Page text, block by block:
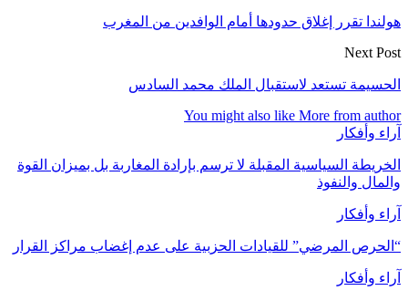
هولندا تقرر إغلاق حدودها أمام الوافدين من المغرب
Next Post
الحسيمة تستعد لاستقبال الملك محمد السادس
You might also like More from author
آراء وأفكار
الخريطة السياسية المقبلة لا ترسم بإرادة المغاربة بل بميزان القوة
والمال والنفوذ
آراء وأفكار
“الحرص المرضي” للقيادات الحزبية على عدم إغضاب مراكز القرار
آراء وأفكار